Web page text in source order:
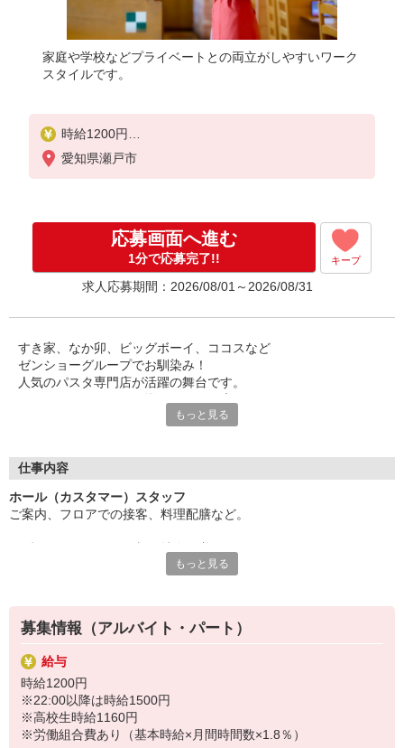
家庭や学校などプライベートとの両立がしやすいワーク
スタイルです。
時給1200円
※22:00以降は時給1500円
※高校生時給1160円
■土日・祝手当
土日・祝は時給＋50円
愛知県瀬戸市
応募画面へ進む
1分で応募完了!! キープ
求人応募期間：2026/08/01～2026/08/31
すき家、なか卯、ビッグボーイ、ココスなど
ゼンショーグループでお馴染み！
人気のパスタ専門店が活躍の舞台です。
お客様に美味しさを提供しませんか？
接客が好きな方にピッタリ◎
就活に活かせるかもしれませんよ？
「やってみたい！」
ご応募お待ちしています。
す。
もっと見る
仕事内容
ホール（カスタマー）スタッフ
ご案内、フロアでの接客、料理配膳など。
はじめは、先輩が丁寧に指導します。
レジ業務も教えていきます。
もっと見る
募集情報（アルバイト・パート）
給与
時給1200円
※22:00以降は時給1500円
※高校生時給1160円
※労働組合費あり（基本時給×月間時間数×1.8％）